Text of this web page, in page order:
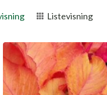
Listevisning